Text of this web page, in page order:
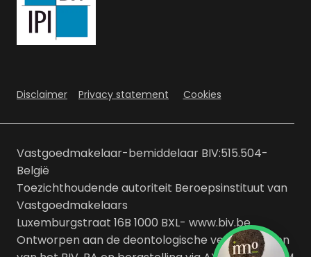
Disclaimer Privacy statement Cookies
Vastgoedmakelaar-bemiddelaar BIV:515.504-
België
Toezichthoudende autoriteit Beroepsinstituut van
Vastgoedmakelaars
Luxemburgstraat 16B 1000 BXL- www.biv.be
Ontworpen aan de deontologische verplichtingen